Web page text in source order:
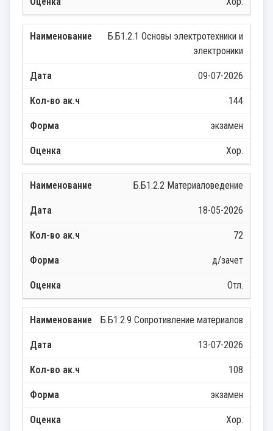
Б.Б1.2.1 Основы электротехники и
электроники
09-07-2026
144
экзамен
Хор.
Б.Б1.2.2 Материаловедение
18-05-2026
72
д/зачет
Отл.
Б.Б1.2.9 Сопротивление материалов
13-07-2026
108
экзамен
Хор.